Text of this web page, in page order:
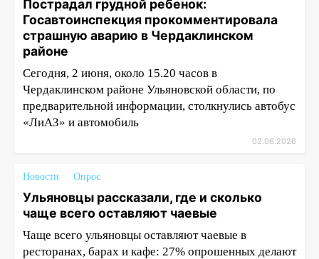
Пострадал грудной ребенок:
Госавтоинспекция прокомментировала
страшную аварию в Чердаклинском
районе
Сегодня, 2 июня, около 15.20 часов в
Чердаклинском районе Ульяновской области, по
предварительной информации, столкнулись автобус
«ЛиАЗ» и автомобиль
02.06.2026
Новости Опрос
Ульяновцы рассказали, где и сколько
чаще всего оставляют чаевые
Чаще всего ульяновцы оставляют чаевые в
ресторанах, барах и кафе: 27% опрошенных делают